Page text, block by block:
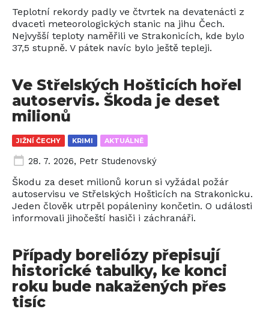
Teplotní rekordy padly ve čtvrtek na devatenácti z
dvaceti meteorologických stanic na jihu Čech.
Nejvyšší teploty naměřili ve Strakonicích, kde bylo
37,5 stupně. V pátek navíc bylo ještě tepleji.
JIŽNÍ ČECHY KRIMI AKTUÁLNĚ
Ve Střelských Hošticích hořel
autoservis. Škoda je deset
milionů
28. 7. 2026, Petr Studenovský
Škodu za deset milionů korun si vyžádal požár
autoservisu ve Střelských Hošticích na Strakonicku.
Jeden člověk utrpěl popáleniny končetin. O události
informovali jihočeští hasiči i záchranáři.
Případy boreliózy přepisují
historické tabulky, ke konci
roku bude nakažených přes
tisíc